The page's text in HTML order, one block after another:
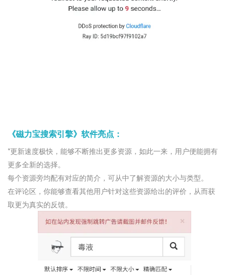
《磁力宝搜索引擎》软件亮点：
*更新速度极快，能够不断推出更多资源，如此一来，用户便能拥有
更多全新的选择。
每个资源旁均配有对应的简介，可从中了解资源的大小与类型。
在评论区，你能够查看其他用户针对这些资源给出的评价，从而获
取更为真实的反馈。